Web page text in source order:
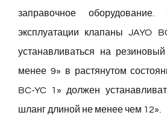
for:
заправочное
эксплуатации клапаны JAYO
устанавливаться на
менее 9» в растянутом
BC-YC 1» должен
шланг длиной не менее чем 12».